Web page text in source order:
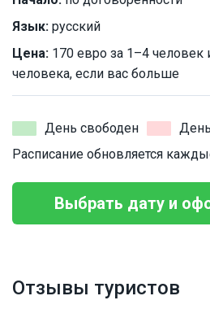
Язык: русский
Цена: 170 евро за 1–4 человек
человека, если вас больше
День свободен
Расписание обновляется
Выбрать дату и
Отзывы туристов